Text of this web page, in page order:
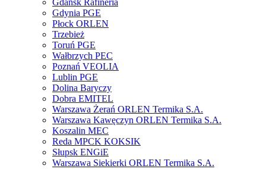
Gdańsk Rafineria
Gdynia PGE
Płock ORLEN
Trzebież
Toruń PGE
Wałbrzych PEC
Poznań VEOLIA
Lublin PGE
Dolina Baryczy
Dobra EMITEL
Warszawa Żerań ORLEN Termika S.A.
Warszawa Kawęczyn ORLEN Termika S.A.
Koszalin MEC
Reda MPCK KOKSIK
Słupsk ENGiE
Warszawa Siekierki ORLEN Termika S.A.